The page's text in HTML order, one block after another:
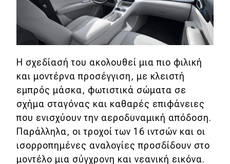
Η σχεδίασή του ακολουθεί μια πιο φιλική
και μοντέρνα προσέγγιση, με κλειστή
εμπρός μάσκα, φωτιστικά σώματα σε
σχήμα σταγόνας και καθαρές επιφάνειες
που ενισχύουν την αεροδυναμική απόδοση.
Παράλληλα, οι τροχοί των 16 ιντσών και οι
ισορροπημένες αναλογίες προσδίδουν στο
μοντέλο μια σύγχρονη και νεανική εικόνα.